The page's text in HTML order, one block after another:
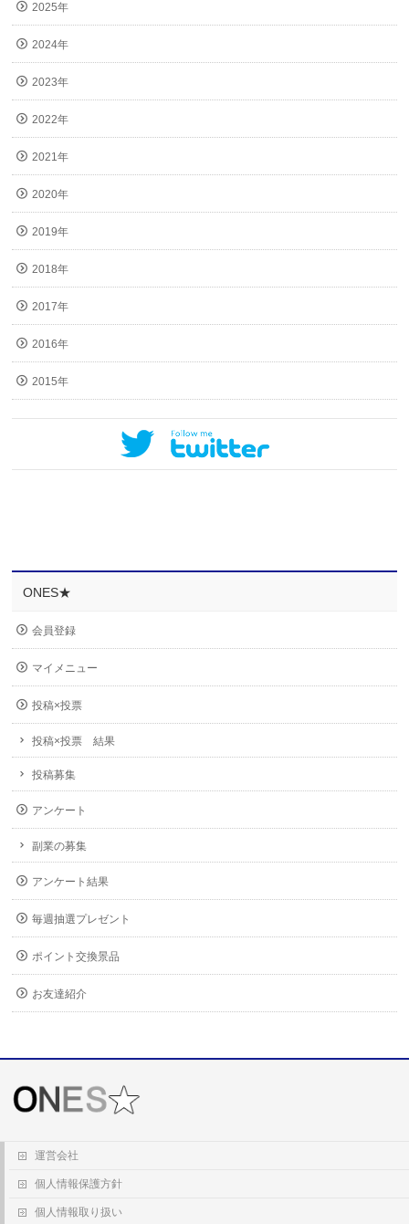
2025年
2024年
2023年
2022年
2021年
2020年
2019年
2018年
2017年
2016年
2015年
ONES★
会員登録
マイメニュー
投稿×投票
投稿×投票 結果
投稿募集
アンケート
副業の募集
アンケート結果
毎週抽選プレゼント
ポイント交換景品
お友達紹介
運営会社
個人情報保護方針
個人情報取り扱い